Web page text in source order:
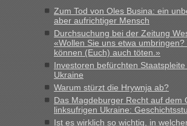
Minuten wurde dann die nächste Welle...“
Berichte und Reisetipps • Re: An
Grenzübergang zwischen Polen und der
schnellsten?
„Derzeit, ist es überall sehr voll an den
Polen. Zb. Krakovets 100 PKW ca. 10 h
Montag rüber, versuchen es sehr früh.“
Zum Tod von Oles Busina: ein
aber aufrichtiger Mensch
Durchsuchung bei der Zeitung
«Wollen Sie uns etwa umbringen?
können (Euch) auch töten.»
Investoren befürchten
Ukraine
Warum stürzt die Hrywnja ab?
Das Magdeburger Recht auf dem
linksufrigen Ukraine:
Ist es wirklich so wichtig, in